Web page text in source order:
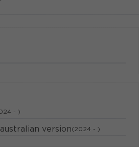
- )
version(2024 - )